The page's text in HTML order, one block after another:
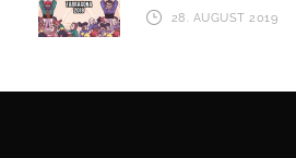
28. AUGUST 2019